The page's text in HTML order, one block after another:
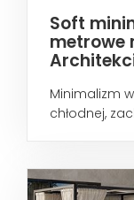
Soft
metrowe
Minimalizm
chłodnej,